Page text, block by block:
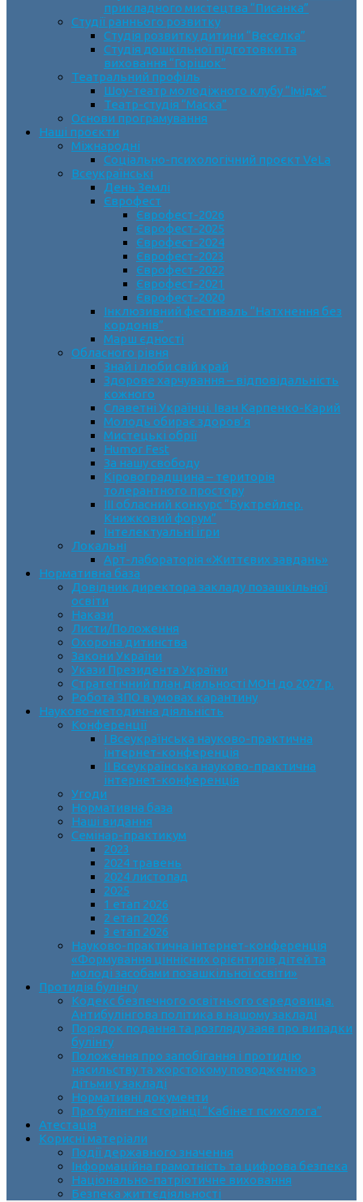
прикладного мистецтва “Писанка”
Студії раннього розвитку
Студія розвитку дитини “Веселка”
Студія дошкільної підготовки та
виховання “Горішок”
Театральний профіль
Шоу-театр молодіжного клубу “Імідж”
Театр-студія “Маска”
Основи програмування
Наші проєкти
Міжнародні
Соціально-психологічний проєкт VeLa
Всеукраїнські
День Землі
Єврофест
Єврофест-2026
Єврофест-2025
Єврофест-2024
Єврофест-2023
Єврофест-2022
Єврофест-2021
Єврофест-2020
Інклюзивний фестиваль “Натхнення без
кордонів”
Марш єдності
Обласного рівня
Знай і люби свій край
Здорове харчування – відповідальність
кожного
Славетні Українці. Іван Карпенко-Карий
Молодь обирає здоров’я
Мистецькі обрії
Humor Fest
За нашу свободу
Кіровоградщина – територія
толерантного простору
ІII обласний конкурс “Буктрейлер.
Книжковий форум”
Інтелектуальні ігри
Локальні
Арт-лабораторія «Життєвих завдань»
Нормативна база
Довідник директора закладу позашкільної
освіти
Накази
Листи/Положення
Охорона дитинства
Закони України
Укази Президента України
Стратегічний план діяльності МОН до 2027 р.
Робота ЗПО в умовах карантину
Науково-методична діяльність
Конференції
І Всеукраїнська науково-практична
інтернет-конференція
ІІ Всеукраїнська науково-практична
інтернет-конференція
Угоди
Нормативна база
Наші видання
Семінар-практикум
2023
2024 травень
2024 листопад
2025
1 етап 2026
2 етап 2026
3 етап 2026
Науково-практична інтернет-конференція
«Формування ціннісних орієнтирів дітей та
молоді засобами позашкільної освіти»
Протидія булінгу
Кодекс безпечного освітнього середовища.
Антибулінгова політика в нашому закладі
Порядок подання та розгляду заяв про випадки
булінгу
Положення про запобігання і протидію
насильству та жорстокому поводженню з
дітьми у закладі
Нормативні документи
Про булінг на сторінці “Кабінет психолога”
Атестація
Корисні матеріали
Події державного значення
Інформаційна грамотність та цифрова безпека
Національно-патріотичне виховання
Безпека життєдіяльності